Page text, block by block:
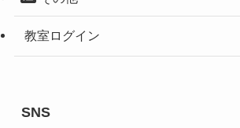
教室ログイン
SNS